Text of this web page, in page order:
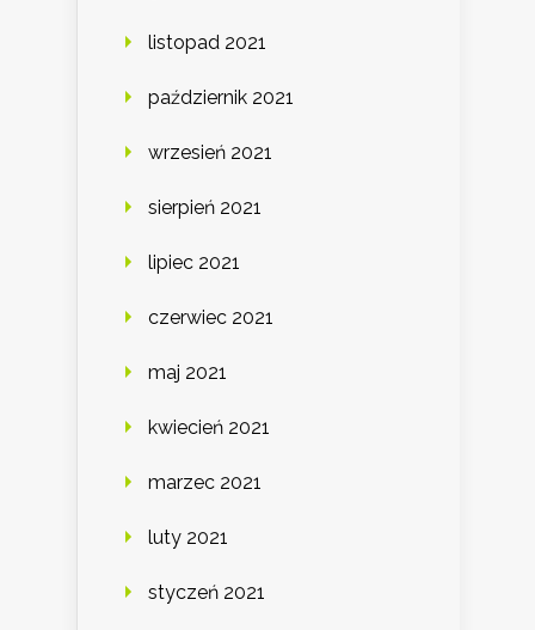
listopad 2021
październik 2021
wrzesień 2021
sierpień 2021
lipiec 2021
czerwiec 2021
maj 2021
kwiecień 2021
marzec 2021
luty 2021
styczeń 2021